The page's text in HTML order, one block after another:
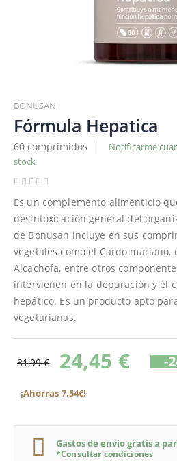
al
comienzo
de
la
galería
de
BONUSAN
Fórmula Hepatica
60 comprimidos
Notificarme
stock
Es un complemento alimenticio
desintoxicación general del
de Bonusan incluye en sus
vegetales como el Cardo mariano,
Alcachofa, entre otros
intervienen en la depuración y el
hepático. Es un producto apto
vegetarianas.
31,99 € 24,45 € -
¡Ahorras 7,54€!
Gastos de envío gratis a
*Consultar condiciones